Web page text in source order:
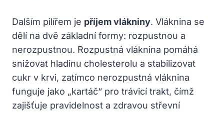
Dalším pilířem je příjem vlákniny. Vláknina se
dělí na dvě základní formy: rozpustnou a
nerozpustnou. Rozpustná vláknina pomáhá
snižovat hladinu cholesterolu a stabilizovat
cukr v krvi, zatímco nerozpustná vláknina
funguje jako „kartáč“ pro trávicí trakt, čímž
zajišťuje pravidelnost a zdravou střevní